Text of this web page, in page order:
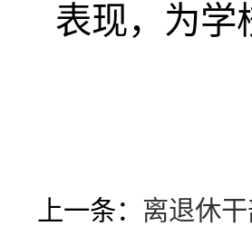
表现，为学
上一条： 离退休